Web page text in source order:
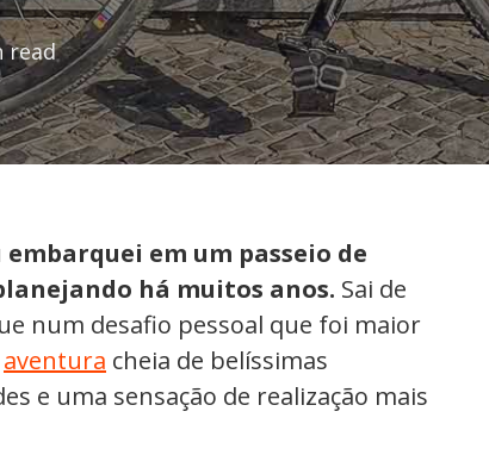
read
embarquei em um passeio de
há muitos anos. Sai de
num desafio pessoal que foi maior
aventura cheia de belíssimas
e uma sensação de realização mais